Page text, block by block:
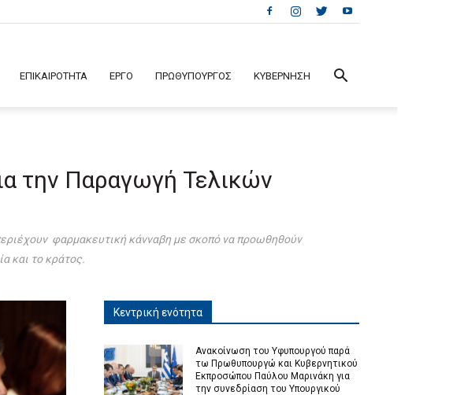
ΕΠΙΚΑΙΡΟΤΗΤΑ ΕΡΓΟ ΠΡΩΘΥΠΟΥΡΓΟΣ ΚΥΒΕΡΝΗΣΗ
την Παραγωγή Τελικών
φαρμακευτική κάνναβη με σκοπό να προωθηθούν
και το κράτος.
Κεντρική ενότητα
Ανακοίνωση του Υφυπουργού παρά
τω Πρωθυπουργώ και Κυβερνητικού
Εκπροσώπου Παύλου Μαρινάκη για
την συνεδρίαση του Υπουργικού